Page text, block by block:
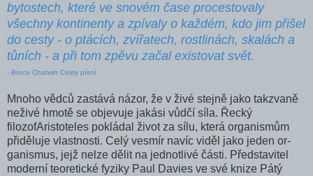
bytostech, které ve snovém čase procestovaly
všechny kontinenty a zpívaly o každém, kdo jim přišel
do cesty - o ptácích, zvířatech, rostlinách, skalách a
tůních - a při tom zpěvu začal existovat svět.
- Bruce Chatwin Cesty písní
Mnoho vědců zastává názor, že v živé stejně jako takzvaně
neživé hmotě se objevuje jakási vůdčí síla. Řecký
filozofAristoteles pokládal život za sílu, která organismům
přiděluje vlastnosti. Celý vesmír navíc viděl jako jeden or­
ganismus, jejž nelze dělit na jednotlivé části. Představitel
moderní teoretické fyziky Paul Davies ve své knize Pátý